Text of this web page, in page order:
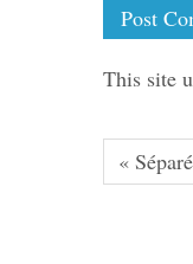
This site
«